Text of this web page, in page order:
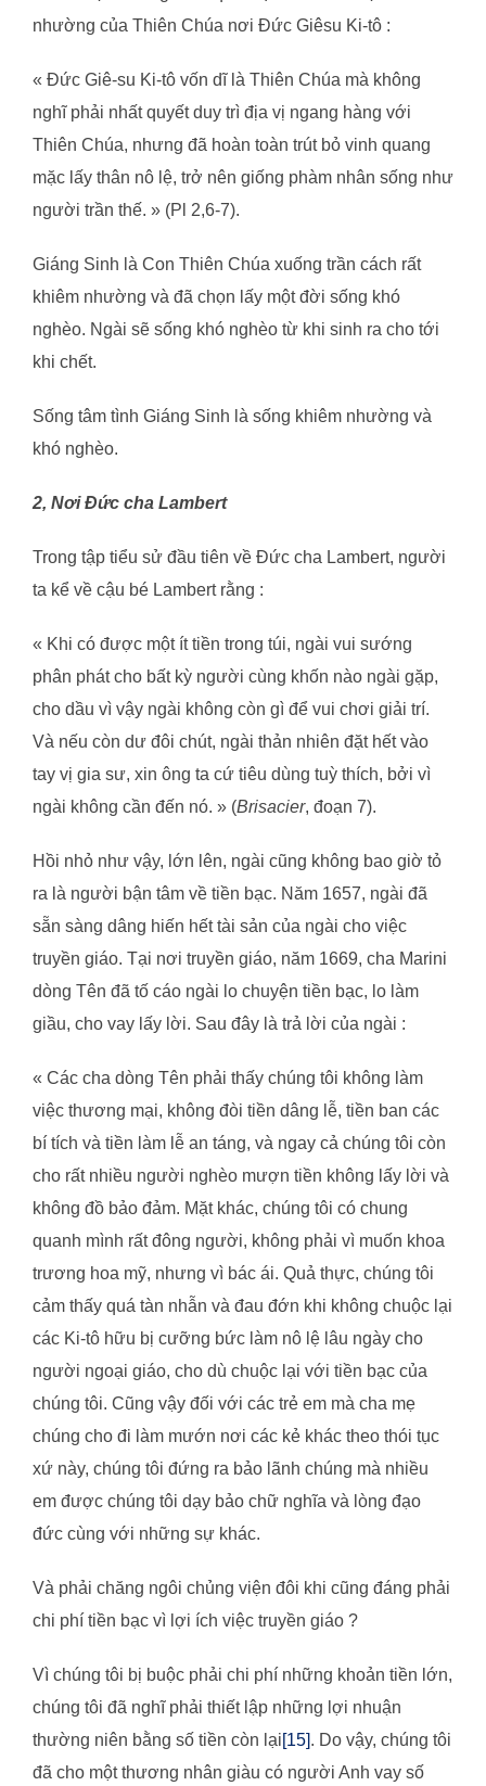
nhường của Thiên Chúa nơi Đức Giêsu Ki-tô :
« Đức Giê-su Ki-tô vốn dĩ là Thiên Chúa mà không
nghĩ phải nhất quyết duy trì địa vị ngang hàng với
Thiên Chúa, nhưng đã hoàn toàn trút bỏ vinh quang
mặc lấy thân nô lệ, trở nên giống phàm nhân sống như
người trần thế. » (Pl 2,6-7).
Giáng Sinh là Con Thiên Chúa xuống trần cách rất
khiêm nhường và đã chọn lấy một đời sống khó
nghèo. Ngài sẽ sống khó nghèo từ khi sinh ra cho tới
khi chết.
Sống tâm tình Giáng Sinh là sống khiêm nhường và
khó nghèo.
2, Nơi Đức cha Lambert
Trong tập tiểu sử đầu tiên về Đức cha Lambert, người
ta kể về cậu bé Lambert rằng :
« Khi có được một ít tiền trong túi, ngài vui sướng
phân phát cho bất kỳ người cùng khốn nào ngài gặp,
cho dầu vì vậy ngài không còn gì để vui chơi giải trí.
Và nếu còn dư đôi chút, ngài thản nhiên đặt hết vào
tay vị gia sư, xin ông ta cứ tiêu dùng tuỳ thích, bởi vì
ngài không cần đến nó. » (Brisacier, đoạn 7).
Hồi nhỏ như vậy, lớn lên, ngài cũng không bao giờ tỏ
ra là người bận tâm về tiền bạc. Năm 1657, ngài đã
sẵn sàng dâng hiến hết tài sản của ngài cho việc
truyền giáo. Tại nơi truyền giáo, năm 1669, cha Marini
dòng Tên đã tố cáo ngài lo chuyện tiền bạc, lo làm
giầu, cho vay lấy lời. Sau đây là trả lời của ngài :
« Các cha dòng Tên phải thấy chúng tôi không làm
việc thương mại, không đòi tiền dâng lễ, tiền ban các
bí tích và tiền làm lễ an táng, và ngay cả chúng tôi còn
cho rất nhiều người nghèo mượn tiền không lấy lời và
không đồ bảo đảm. Mặt khác, chúng tôi có chung
quanh mình rất đông người, không phải vì muốn khoa
trương hoa mỹ, nhưng vì bác ái. Quả thực, chúng tôi
cảm thấy quá tàn nhẫn và đau đớn khi không chuộc lại
các Ki-tô hữu bị cưỡng bức làm nô lệ lâu ngày cho
người ngoại giáo, cho dù chuộc lại với tiền bạc của
chúng tôi. Cũng vậy đối với các trẻ em mà cha mẹ
chúng cho đi làm mướn nơi các kẻ khác theo thói tục
xứ này, chúng tôi đứng ra bảo lãnh chúng mà nhiều
em được chúng tôi dạy bảo chữ nghĩa và lòng đạo
đức cùng với những sự khác.
Và phải chăng ngôi chủng viện đôi khi cũng đáng phải
chi phí tiền bạc vì lợi ích việc truyền giáo ?
Vì chúng tôi bị buộc phải chi phí những khoản tiền lớn,
chúng tôi đã nghĩ phải thiết lập những lợi nhuận
thường niên bằng số tiền còn lại[15]. Do vậy, chúng tôi
đã cho một thương nhân giàu có người Anh vay số